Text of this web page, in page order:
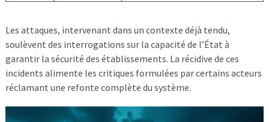
Les attaques, intervenant dans un contexte déjà tendu,
soulèvent des interrogations sur la capacité de l’État à
garantir la sécurité des établissements. La récidive de ces
incidents alimente les critiques formulées par certains acteurs
réclamant une refonte complète du système.